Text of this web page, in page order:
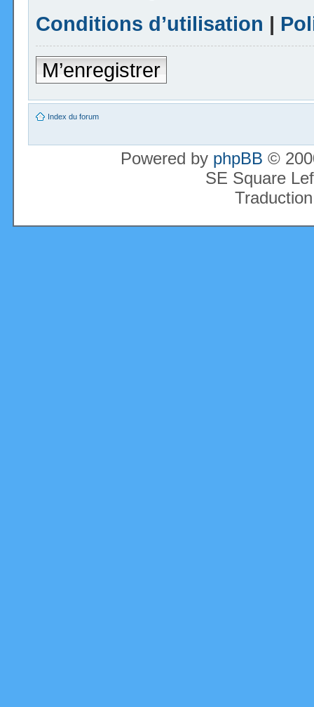
Conditions d’utilisation |
M’enregistrer
Index du forum
Powered by phpBB ©
SE Square